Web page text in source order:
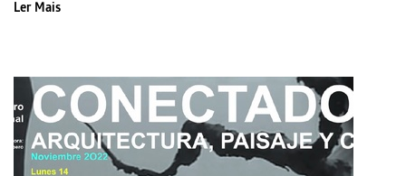
Ler Mais